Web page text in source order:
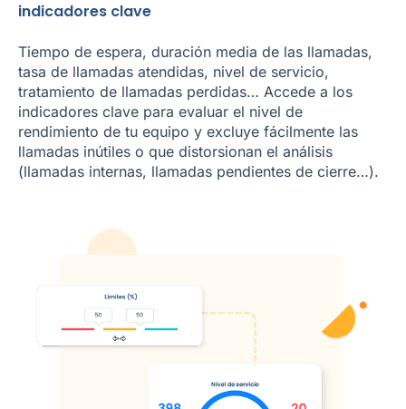
indicadores clave
Tiempo de espera, duración media de las llamadas,
tasa de llamadas atendidas, nivel de servicio,
tratamiento de llamadas perdidas… Accede a los
indicadores clave para evaluar el nivel de
rendimiento de tu equipo y excluye fácilmente las
llamadas inútiles o que distorsionan el análisis
(llamadas internas, llamadas pendientes de cierre…).